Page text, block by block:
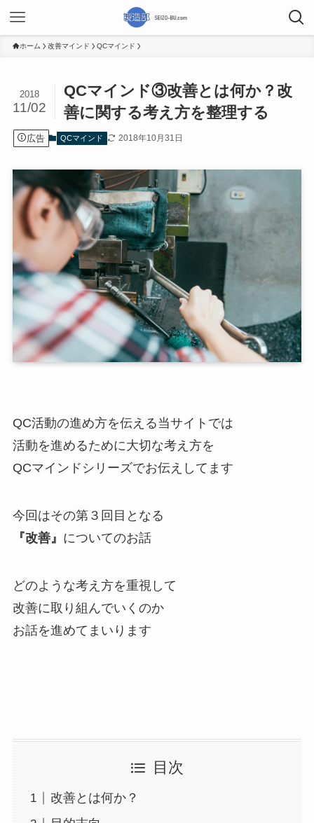
ホーム 改善マインド QCマインド
QCマインド③改善とは何か？改
善に関する考え方を整理する
2018
11/02
広告 QCマインド 2018年10月31日
QC活動の進め方を伝える当サイトでは
活動を進めるために大切な考え方を
QCマインドシリーズでお伝えしてます
今回はその第３回目となる
『改善』 についてのお話
どのような考え方を重視して
改善に取り組んでいくのか
お話を進めてまいります
目次
改善とは何か？